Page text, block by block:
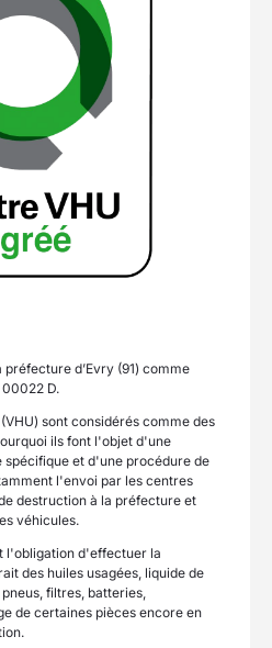
d’Evry (91) comme
00022 D.
sont considérés comme des
ils font l'objet d'une
et d'une procédure de
l'envoi par les centres
destruction à la préfecture et
véhicules.
l'obligation d'effectuer la
des huiles usagées, liquide de
filtres, batteries,
de certaines pièces encore en